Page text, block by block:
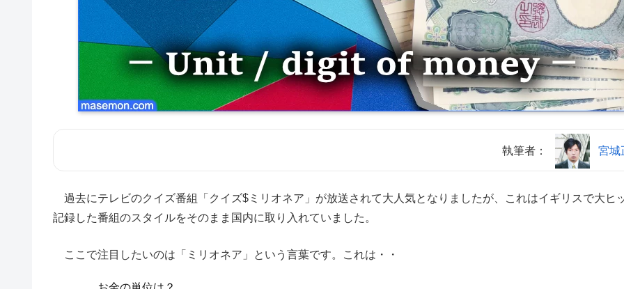
執筆者： 宮城
過去にテレビのクイズ番組「クイズ$ミリオネア」が放送されて大人気となりましたが、これはイギリスで大ヒ
記録した番組のスタイルをそのまま国内に取り入れていました。
ここで注目したいのは「ミリオネア」という言葉です。これは・・